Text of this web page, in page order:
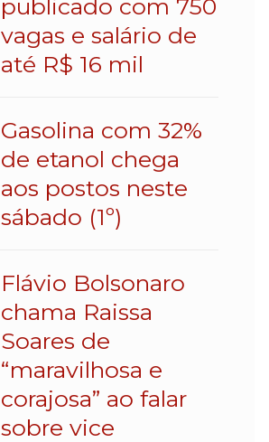
publicado com 750
vagas e salário de
até R$ 16 mil
Gasolina com 32%
de etanol chega
aos postos neste
sábado (1º)
Flávio Bolsonaro
chama Raissa
Soares de
“maravilhosa e
corajosa” ao falar
sobre vice